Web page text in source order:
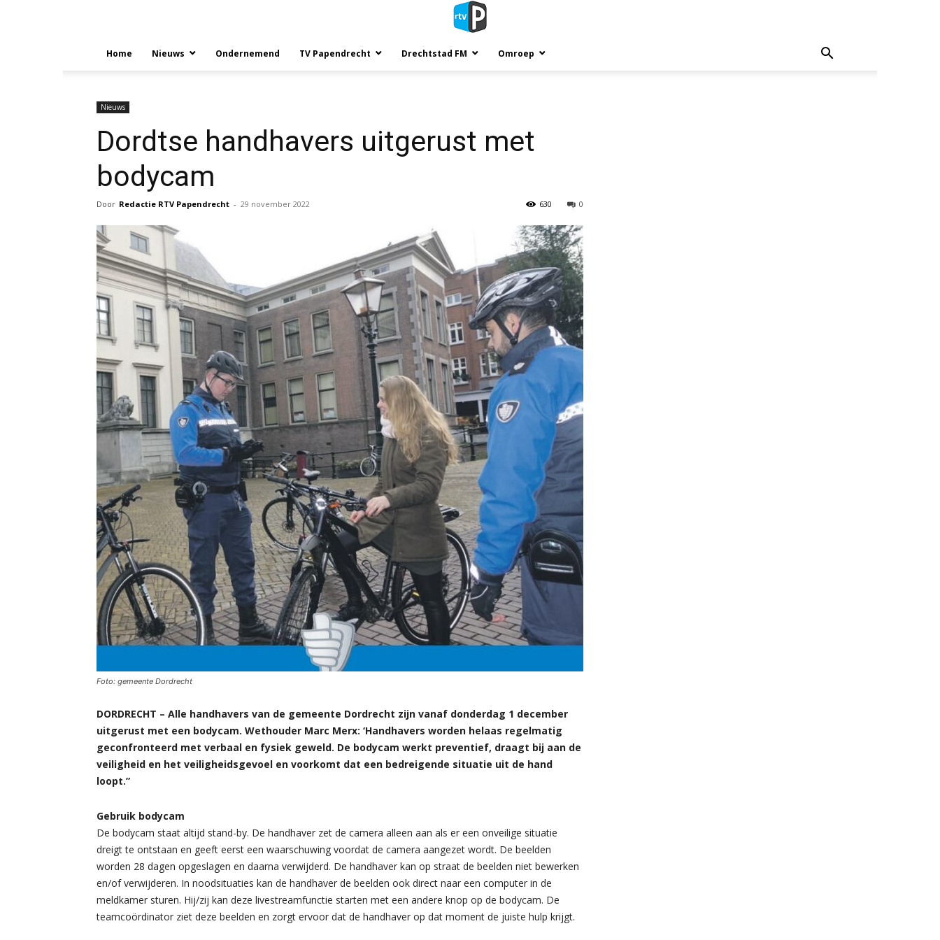
Home Nieuws Ondernemend TV Papendrecht Drechtstad FM Omroep
Nieuws
Dordtse handhavers uitgerust met
bodycam
Door Redactie RTV Papendrecht - 29 november 2022 0
630
Foto: gemeente Dordrecht
DORDRECHT – Alle handhavers van de gemeente Dordrecht zijn vanaf donderdag 1 december
uitgerust met een bodycam. Wethouder Marc Merx: ‘Handhavers worden helaas regelmatig
geconfronteerd met verbaal en fysiek geweld. De bodycam werkt preventief, draagt bij aan de
veiligheid en het veiligheidsgevoel en voorkomt dat een bedreigende situatie uit de hand
loopt.”
Gebruik bodycam
De bodycam staat altijd stand-by. De handhaver zet de camera alleen aan als er een onveilige situatie
dreigt te ontstaan en geeft eerst een waarschuwing voordat de camera aangezet wordt. De beelden
worden 28 dagen opgeslagen en daarna verwijderd. De handhaver kan op straat de beelden niet bewerken
en/of verwijderen. In noodsituaties kan de handhaver de beelden ook direct naar een computer in de
meldkamer sturen. Hij/zij kan deze livestreamfunctie starten met een andere knop op de bodycam. De
teamcoördinator ziet deze beelden en zorgt ervoor dat de handhaver op dat moment de juiste hulp krijgt.